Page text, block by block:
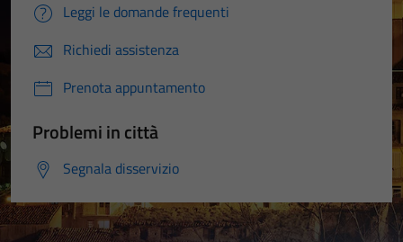
Leggi le domande frequenti
Richiedi assistenza
Prenota appuntamento
Problemi in città
Segnala disservizio